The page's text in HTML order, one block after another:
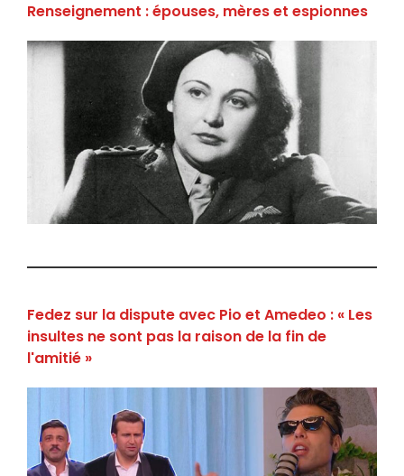
Renseignement : épouses, mères et espionnes
Fedez sur la dispute avec Pio et Amedeo : « Les
insultes ne sont pas la raison de la fin de
l'amitié »